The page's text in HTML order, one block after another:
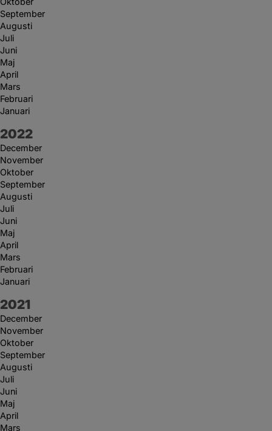
September
Augusti
Juli
Juni
Maj
April
Mars
Februari
Januari
År:
2022
December
November
Oktober
September
Augusti
Juli
Juni
Maj
April
Mars
Februari
Januari
År:
2021
December
November
Oktober
September
Augusti
Juli
Juni
Maj
April
Mars